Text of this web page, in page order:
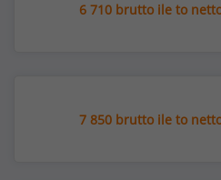
6 710 brutto ile to
7 850 brutto ile to